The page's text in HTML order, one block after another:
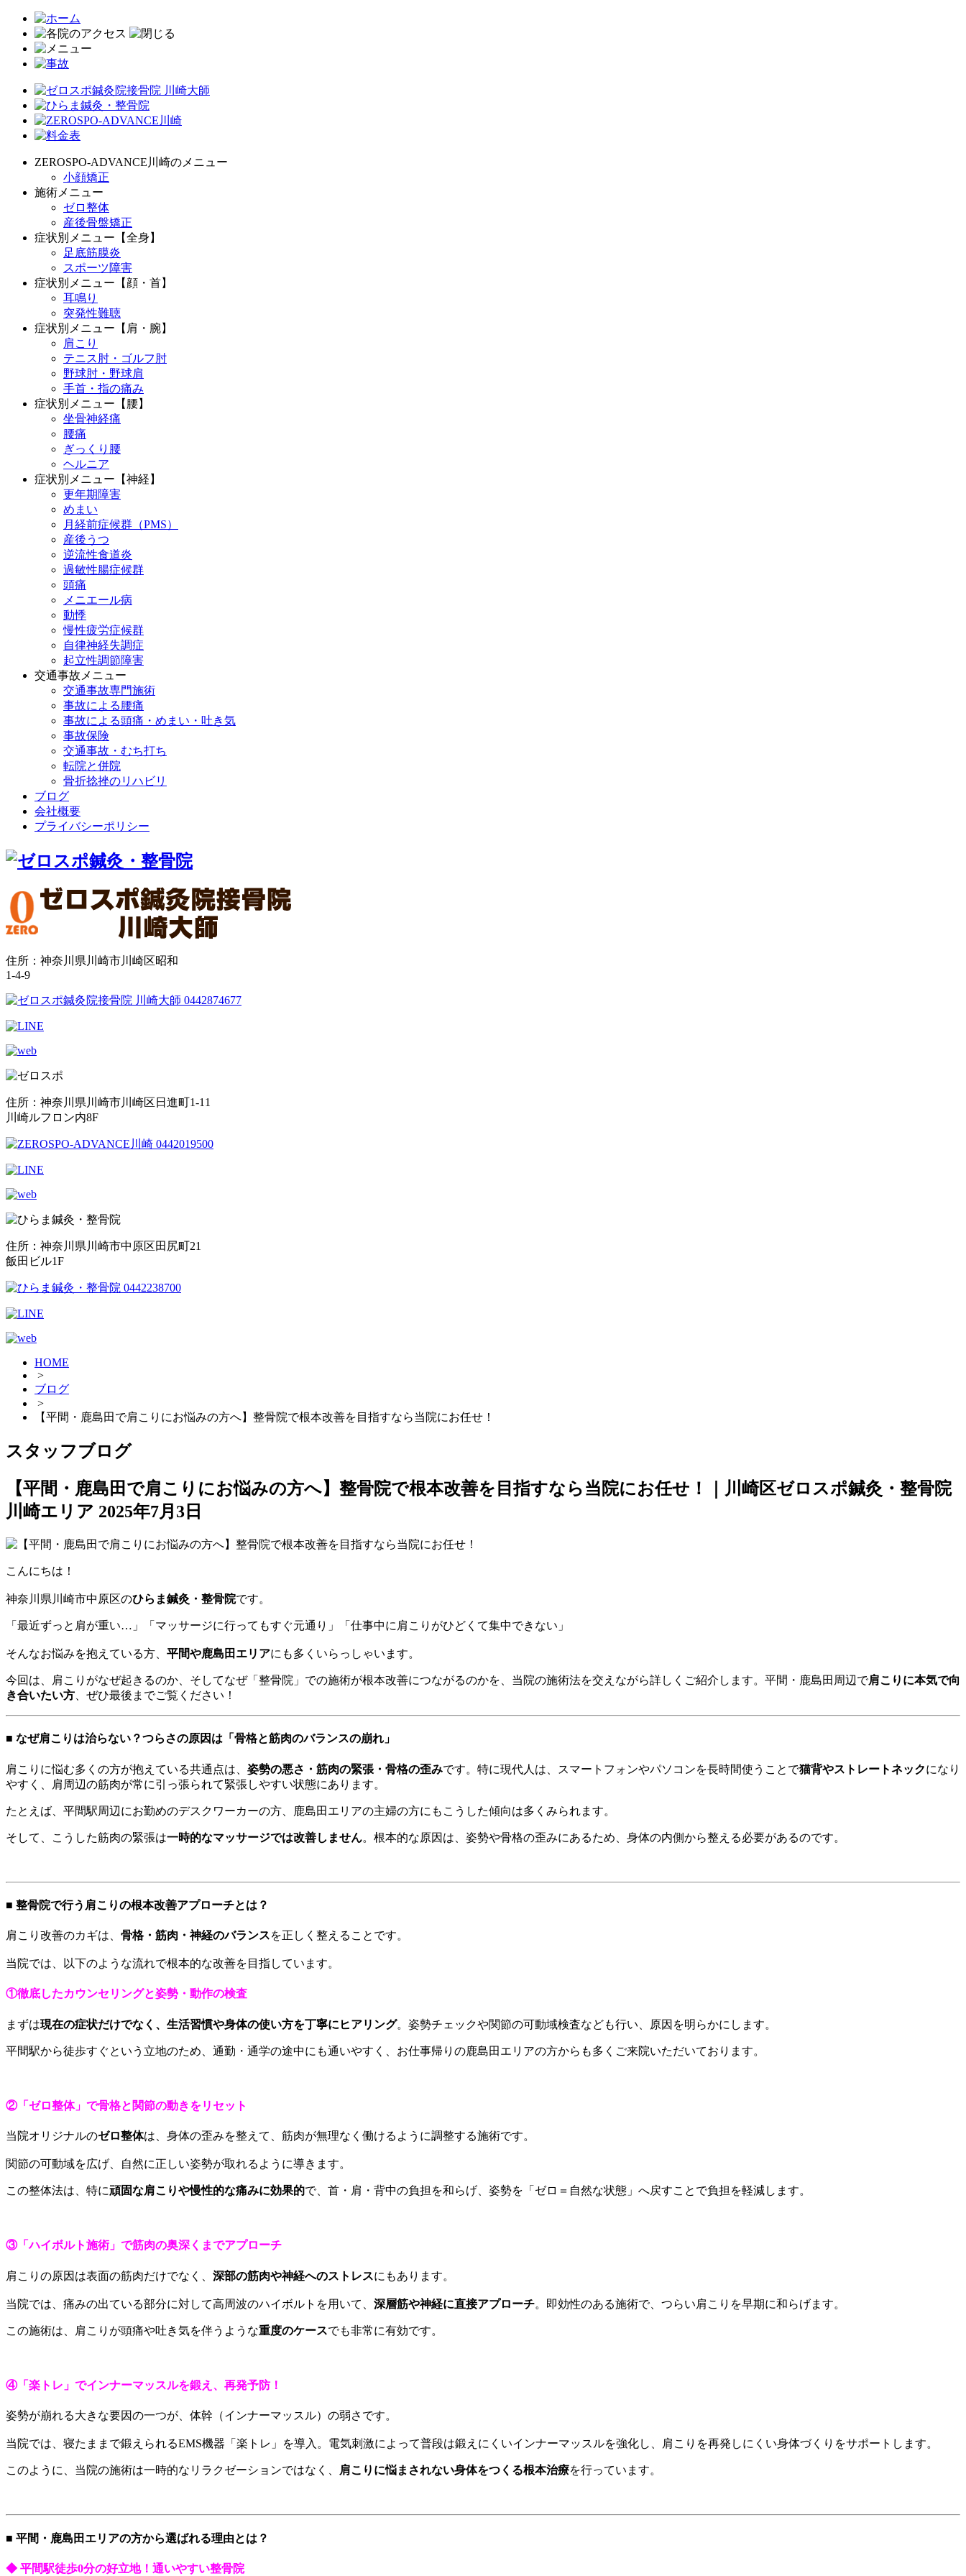
ZEROSPO-ADVANCE川崎のメニュー
小顔矯正
施術メニュー
ゼロ整体
産後骨盤矯正
症状別メニュー【全身】
足底筋膜炎
スポーツ障害
症状別メニュー【顔・首】
耳鳴り
突発性難聴
症状別メニュー【肩・腕】
肩こり
テニス肘・ゴルフ肘
野球肘・野球肩
手首・指の痛み
症状別メニュー【腰】
坐骨神経痛
腰痛
ぎっくり腰
ヘルニア
症状別メニュー【神経】
更年期障害
めまい
月経前症候群（PMS）
産後うつ
逆流性食道炎
過敏性腸症候群
頭痛
メニエール病
動悸
慢性疲労症候群
自律神経失調症
起立性調節障害
交通事故メニュー
交通事故専門施術
事故による腰痛
事故による頭痛・めまい・吐き気
事故保険
交通事故・むち打ち
転院と併院
骨折捻挫のリハビリ
ブログ
会社概要
プライバシーポリシー
住所：神奈川県川崎市川崎区昭和
1-4-9
住所：神奈川県川崎市川崎区日進町1-11
川崎ルフロン内8F
住所：神奈川県川崎市中原区田尻町21
飯田ビル1F
HOME
>
ブログ
>
【平間・鹿島田で肩こりにお悩みの方へ】整骨院で根本改善を目指すなら当院にお任せ！
スタッフブログ
【平間・鹿島田で肩こりにお悩みの方へ】整骨院で根本改善を目指すなら当院にお任せ！｜川崎区ゼロスポ鍼灸・整骨院
川崎エリア 2025年7月3日
こんにちは！
神奈川県川崎市中原区のひらま鍼灸・整骨院です。
「最近ずっと肩が重い…」「マッサージに行ってもすぐ元通り」「仕事中に肩こりがひどくて集中できない」
そんなお悩みを抱えている方、 平間や鹿島田エリアにも多くいらっしゃいます。
今回は、肩こりがなぜ起きるのか、そしてなぜ「整骨院」での施術が根本改善につながるのかを、当院の施術法を交えながら詳しくご紹介します。平間・鹿島田周辺で肩こりに本気で向
き合いたい方 、ぜひ最後までご覧ください！
■ なぜ肩こりは治らない？つらさの原因は「骨格と筋肉のバランスの崩れ」
肩こりに悩む多くの方が抱えている共通点は、 姿勢の悪さ・筋肉の緊張・骨格の歪みです。特に現代人は、スマートフォンやパソコンを長時間使うことで猫背やストレートネックになり
やすく、肩周辺の筋肉が常に引っ張られて緊張しやすい状態にあります。
たとえば、平間駅周辺にお勤めのデスクワーカーの方、鹿島田エリアの主婦の方にもこうした傾向は多くみられます。
そして、こうした筋肉の緊張は一時的なマッサージでは改善しません。根本的な原因は、姿勢や骨格の歪みにあるため、身体の内側から整える必要があるのです。
■ 整骨院で行う肩こりの根本改善アプローチとは？
肩こり改善のカギは、 骨格・筋肉・神経のバランスを正しく整えることです。
当院では、以下のような流れで根本的な改善を目指しています。
①徹底したカウンセリングと姿勢・動作の検査
まずは現在の症状だけでなく、生活習慣や身体の使い方を丁寧にヒアリング。姿勢チェックや関節の可動域検査なども行い、原因を明らかにします。
平間駅から徒歩すぐという立地のため、通勤・通学の途中にも通いやすく、お仕事帰りの鹿島田エリアの方からも多くご来院いただいております。
②「ゼロ整体」で骨格と関節の動きをリセット
当院オリジナルのゼロ整体は、身体の歪みを整えて、筋肉が無理なく働けるように調整する施術です。
関節の可動域を広げ、自然に正しい姿勢が取れるように導きます。
この整体法は、特に頑固な肩こりや慢性的な痛みに効果的で、首・肩・背中の負担を和らげ、姿勢を「ゼロ＝自然な状態」へ戻すことで負担を軽減します。
③「ハイボルト施術」で筋肉の奥深くまでアプローチ
肩こりの原因は表面の筋肉だけでなく、 深部の筋肉や神経へのストレスにもあります。
当院では、痛みの出ている部分に対して高周波のハイボルトを用いて、 深層筋や神経に直接アプローチ。即効性のある施術で、つらい肩こりを早期に和らげます。
この施術は、肩こりが頭痛や吐き気を伴うような重度のケースでも非常に有効です。
④「楽トレ」でインナーマッスルを鍛え、再発予防！
姿勢が崩れる大きな要因の一つが、体幹（インナーマッスル）の弱さです。
当院では、寝たままで鍛えられるEMS機器「楽トレ」を導入。電気刺激によって普段は鍛えにくいインナーマッスルを強化し、肩こりを再発しにくい身体づくりをサポートします。
このように、当院の施術は一時的なリラクゼーションではなく、 肩こりに悩まされない身体をつくる根本治療を行っています。
■ 平間・鹿島田エリアの方から選ばれる理由とは？
◆ 平間駅徒歩0分の好立地！通いやすい整骨院